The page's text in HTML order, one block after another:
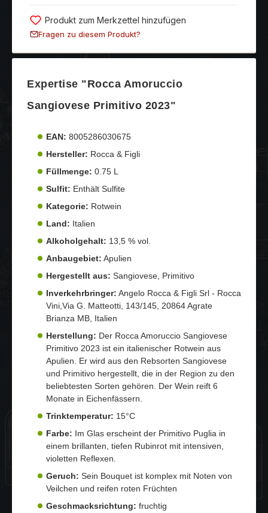
Produkt zum Merkzettel hinzufügen
Fragen zu diesem Produkt?
Expertise "Rocca Amoruccio
Sangiovese Primitivo 2023"
EAN: 8005286030675
Hersteller: Rocca & Figli
Füllmenge: 0.75 L
Sulfit: Enthält Sulfite
Kategorie: Rotwein
Land: Italien
Alkoholgehalt: 13,5 % vol.
Anbaugebiet: Apulien
Hergestellt aus: Sangiovese, Primitivo
Inverkehrbringer: Angelo Rocca & Figli Srl - Rocca
Vini,Via G. Matteotti, 143/145, 20864 Agrate
Brianza MB, Italien
Herstellung: Der Rocca Amoruccio Sangiovese
Primitivo 2023 ist ein italienischer Rotwein aus
Apulien. Er wird aus den Rebsorten Sangiovese
und Primitivo hergestellt, die in der Region zu den
beliebtesten Sorten gehören. Der Wein reift 6
Monate in Eichenfässern.
Trinktemperatur: 15°C
Farbe: Im Glas erscheint der Primitivo Puglia in
einem brillanten, tiefen Rubinrot mit intensiven,
violetten Reflexen.
Geruch: Sein Bouquet ist komplex mit Noten von
Veilchen und reifen roten Früchten
Geschmacksrichtung: fruchtig